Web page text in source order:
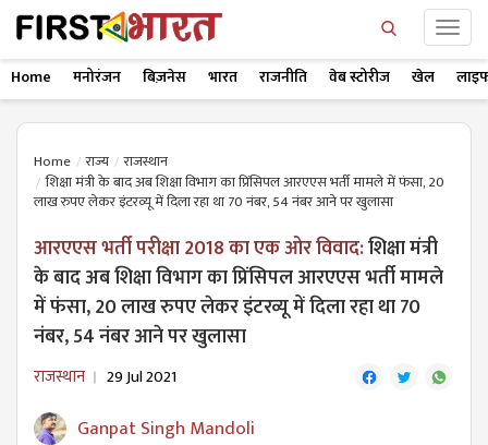
Home मनोरंजन बिज़नेस भारत राजनीति वेब स्टोरीज खेल
Home राज्य
राजस्थान
शिक्षा मंत्री के बाद अब शिक्षा विभाग का प्रिंसिपल आरएएस भर्ती मामले में फंसा, 20
लाख रुपए लेकर इंटरव्यू में दिला रहा था 70 नंबर, 54 नंबर आने पर खुलासा
आरएएस भर्ती परीक्षा 2018 का एक ओर विवाद:शिक्षा मंत्री
के बाद अब शिक्षा विभाग का प्रिंसिपल आरएएस भर्ती मामले
में फंसा, 20 लाख रुपए लेकर इंटरव्यू में दिला रहा था 70
नंबर, 54 नंबर आने पर खुलासा
राजस्थान 29 Jul 2021
Ganpat Singh Mandoli